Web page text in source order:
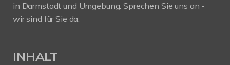
in Darmstadt und Umgebung. Sprechen Sie uns an -
wir sind für Sie da.
INHALT